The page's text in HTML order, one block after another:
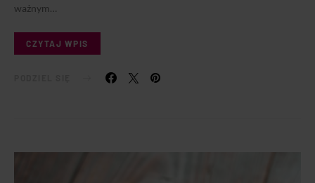
ważnym…
CZYTAJ WPIS